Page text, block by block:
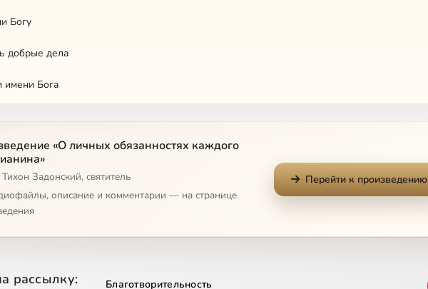
Богу
добрые дела
Бога
любить Бога
Бога
Бога при всяком деле
начиная дело
«О личных обязанностях каждого
Задонский, святитель
описание и комментарии — на странице
Перейти к произведению
рассылку: Благотворительность